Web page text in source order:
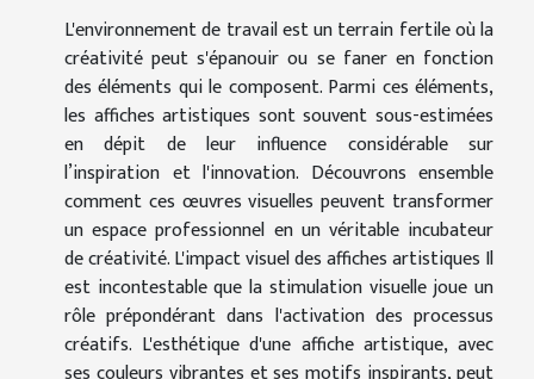
L'environnement de travail est un terrain fertile où la
créativité peut s'épanouir ou se faner en fonction
des éléments qui le composent. Parmi ces éléments,
les affiches artistiques sont souvent sous-estimées
en dépit de leur influence considérable sur
l’inspiration et l'innovation. Découvrons ensemble
comment ces œuvres visuelles peuvent transformer
un espace professionnel en un véritable incubateur
de créativité. L'impact visuel des affiches artistiques Il
est incontestable que la stimulation visuelle joue un
rôle prépondérant dans l'activation des processus
créatifs. L'esthétique d'une affiche artistique, avec